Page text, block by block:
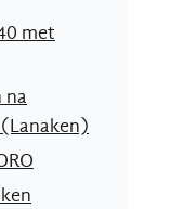
met
na